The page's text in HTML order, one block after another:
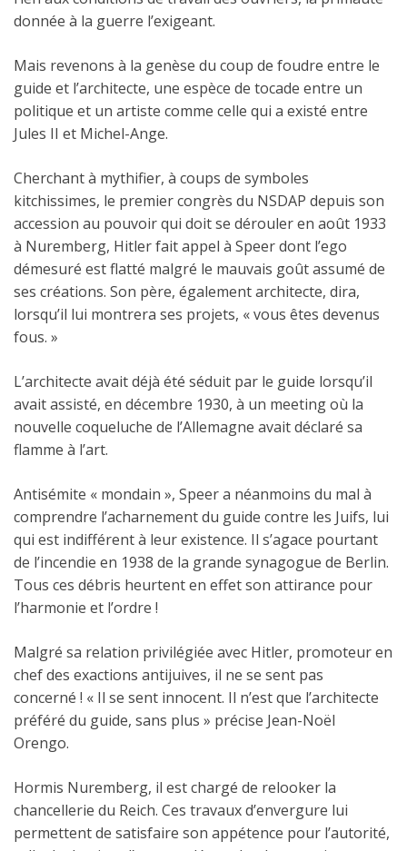
donnée à la guerre l’exigeant.
Mais revenons à la genèse du coup de foudre entre le
guide et l’architecte, une espèce de tocade entre un
politique et un artiste comme celle qui a existé entre
Jules II et Michel-Ange.
Cherchant à mythifier, à coups de symboles
kitchissimes, le premier congrès du NSDAP depuis son
accession au pouvoir qui doit se dérouler en août 1933
à Nuremberg, Hitler fait appel à Speer dont l’ego
démesuré est flatté malgré le mauvais goût assumé de
ses créations. Son père, également architecte, dira,
lorsqu’il lui montrera ses projets, « vous êtes devenus
fous. »
L’architecte avait déjà été séduit par le guide lorsqu’il
avait assisté, en décembre 1930, à un meeting où la
nouvelle coqueluche de l’Allemagne avait déclaré sa
flamme à l’art.
Antisémite « mondain », Speer a néanmoins du mal à
comprendre l’acharnement du guide contre les Juifs, lui
qui est indifférent à leur existence. Il s’agace pourtant
de l’incendie en 1938 de la grande synagogue de Berlin.
Tous ces débris heurtent en effet son attirance pour
l’harmonie et l’ordre !
Malgré sa relation privilégiée avec Hitler, promoteur en
chef des exactions antijuives, il ne se sent pas
concerné ! « Il se sent innocent. Il n’est que l’architecte
préféré du guide, sans plus » précise Jean-Noël
Orengo.
Hormis Nuremberg, il est chargé de relooker la
chancellerie du Reich. Ces travaux d’envergure lui
permettent de satisfaire son appétence pour l’autorité,